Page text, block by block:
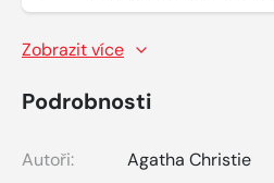
Zobrazit více
Podrobnosti
Autoři:
Agatha Christie